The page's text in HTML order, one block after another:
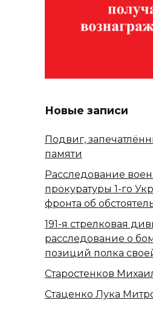
Новые записи
Подвиг,
памяти
Расследование
прокуратуры 1-го
фронта об
191-я стрелковая
расследование о
позиций полка
Старостенков
Стаценко Лука